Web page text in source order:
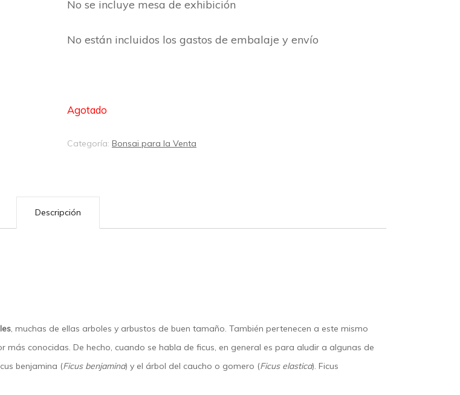
No se incluye mesa de exhibición
No están incluidos los gastos de embalaje y envío
Agotado
Categoría: Bonsai para la Venta
Descripción
, muchas de ellas arboles y arbustos de buen tamaño. También pertenecen a este mismo
conocidas. De hecho, cuando se habla de ficus, en general es para aludir a algunas de
benjamina (Ficus benjamina) y el árbol del caucho o gomero (Ficus elastica). Ficus